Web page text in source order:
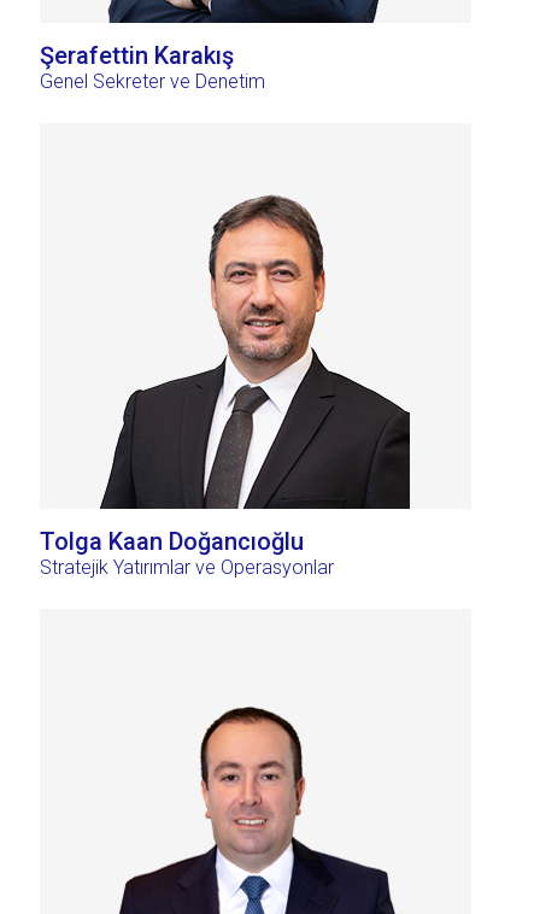
Şerafettin Karakış
Genel Sekreter ve Denetim
Tolga Kaan Doğancıoğlu
Stratejik Yatırımlar ve Operasyonlar